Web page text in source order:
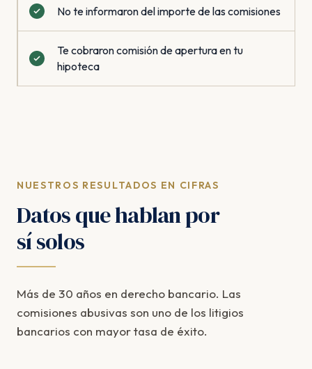
No te informaron del importe de las comisiones
Te cobraron comisión de apertura en tu
hipoteca
NUESTROS RESULTADOS EN CIFRAS
Datos que hablan por
sí solos
Más de 30 años en derecho bancario. Las
comisiones abusivas son uno de los litigios
bancarios con mayor tasa de éxito.